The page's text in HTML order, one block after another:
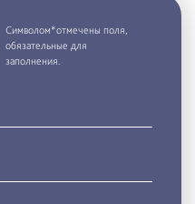
Символом*отмечены поля,
обязательные для
заполнения.